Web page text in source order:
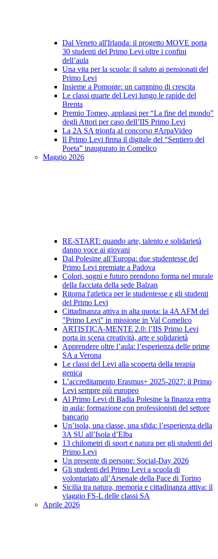
Dal Veneto all'Irlanda: il progetto MOVE porta
30 studenti del Primo Levi oltre i confini
dell’aula
Una vita per la scuola: il saluto ai pensionati del
Primo Levi
Insieme a Pomonte: un cammino di crescita
Le classi quarte del Levi lungo le rapide del
Brenta
Premio Tomeo, applausi per “La fine del mondo”
degli Attori per caso dell’IIS Primo Levi
La 2A SA trionfa al concorso #ArpaVideo
Il Primo Levi firma il digitale del “Sentiero del
Poeta” inaugurato in Comelico
Maggio 2026
RE-START: quando arte, talento e solidarietà
danno voce ai giovani
Dal Polesine all’Europa: due studentesse del
Primo Levi premiate a Padova
Colori, sogni e futuro prendono forma nel murale
della facciata della sede Balzan
Ritorna l'atletica per le studentesse e gli studenti
del Primo Levi
Cittadinanza attiva in alta quota: la 4A AFM del
"Primo Levi" in missione in Val Comelico
ARTISTICA-MENTE 2.0: l’IIS Primo Levi
porta in scena creatività, arte e solidarietà
Apprendere oltre l’aula: l’esperienza delle prime
SA a Verona
Le classi del Levi alla scoperta della terapia
genica
L’accreditamento Erasmus+ 2025-2027: il Primo
Levi sempre più europeo
Al Primo Levi di Badia Polesine la finanza entra
in aula: formazione con professionisti del settore
bancario
Un’isola, una classe, una sfida: l’esperienza della
3A SU all’Isola d’Elba
13 chilometri di sport e natura per gli studenti del
Primo Levi
Un presente di persone: Social-Day 2026
Gli studenti del Primo Levi a scuola di
volontariato all’Arsenale della Pace di Torino
Sicilia tra natura, memoria e cittadinanza attiva: il
viaggio FS-L delle classi SA
Aprile 2026